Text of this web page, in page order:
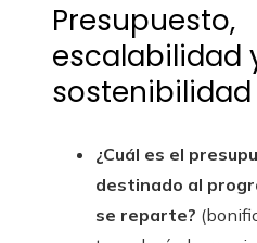
Presupuesto,
escalabilidad
sostenibilidad
¿Cuál es el
destinado al
se reparte?